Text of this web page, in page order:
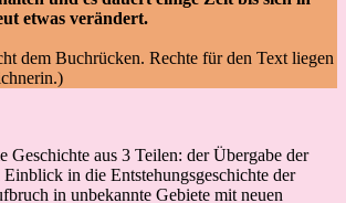
etwas verändert.
dem Buchrücken. Rechte für den Text liegen
Geschichte aus 3 Teilen: der Übergabe der
in die Entstehungsgeschichte der
in unbekannte Gebiete mit neuen